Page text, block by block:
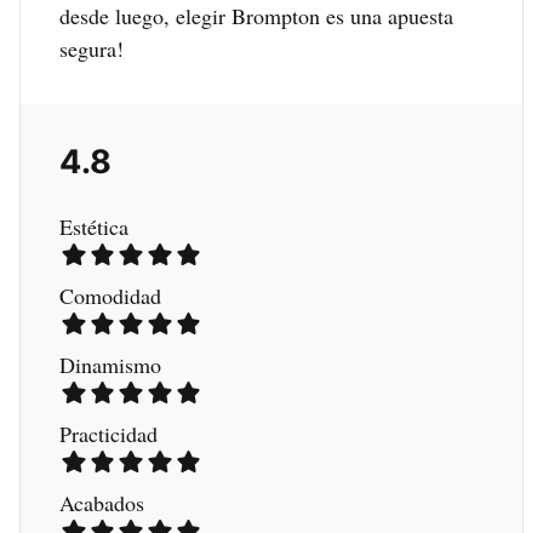
desde luego, elegir Brompton es una apuesta
segura!
4.8
Estética
Comodidad
Dinamismo
Practicidad
Acabados